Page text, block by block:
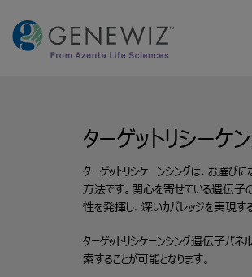
content
ターゲットリシーケ
ターゲットリシケーンシングは、お選
方法です。関心を寄せている遺伝子
性を発揮し、深いカバレッジを実現す
ターゲットリシケーンシング遺伝子
索することが可能となります。